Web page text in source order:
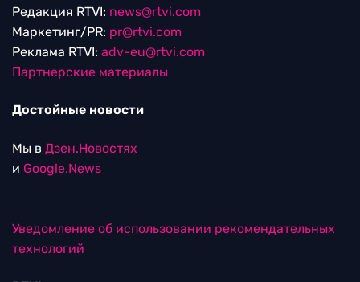
Редакция RTVI: news@rtvi.com
Маркетинг/PR: pr@rtvi.com
Реклама RTVI: adv-eu@rtvi.com
Партнерские материалы
Достойные новости
Мы в Дзен.Новостях
и Google.News
Уведомление об использовании рекомендательных
технологий